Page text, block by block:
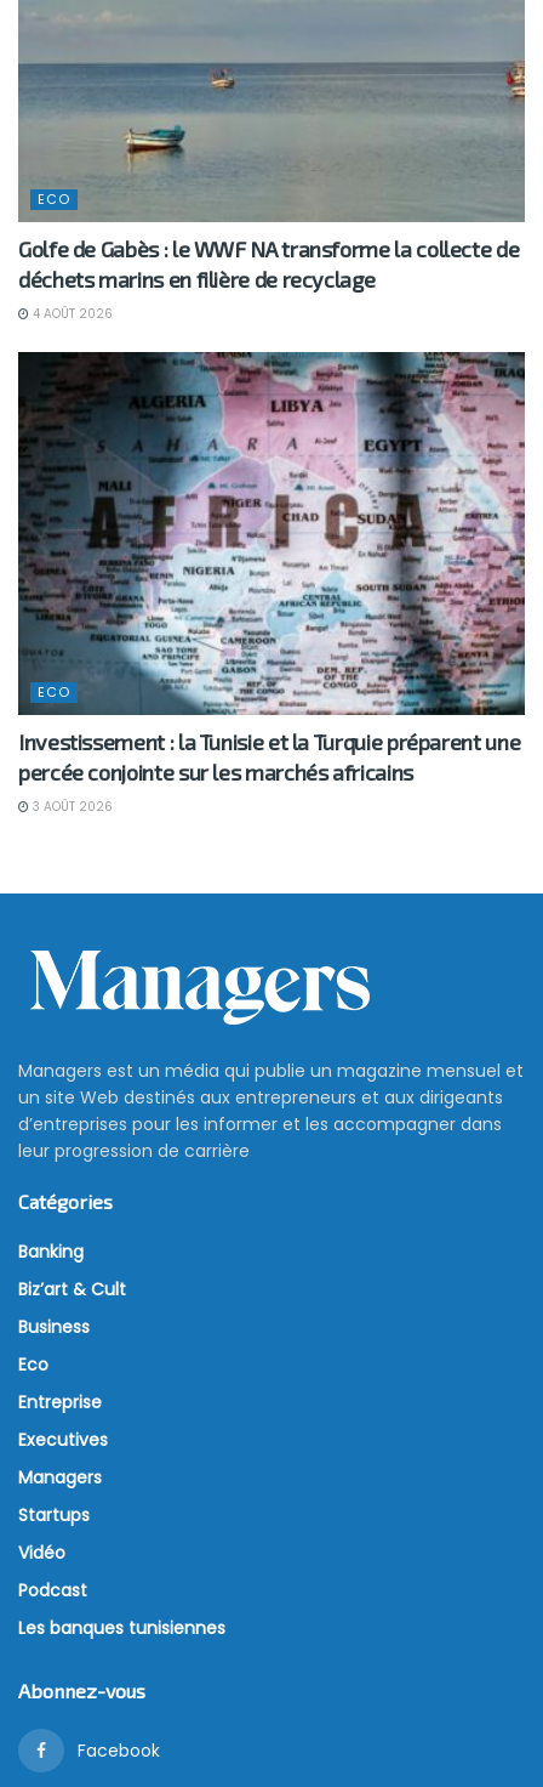
ECO
Golfe de Gabès : le WWF NA transforme la collecte de
déchets marins en filière de recyclage
4 AOÛT 2026
ECO
Investissement : la Tunisie et la Turquie préparent une
percée conjointe sur les marchés africains
3 AOÛT 2026
Managers est un média qui publie un magazine mensuel et
un site Web destinés aux entrepreneurs et aux dirigeants
d’entreprises pour les informer et les accompagner dans
leur progression de carrière
Catégories
Banking
Biz’art & Cult
Business
Eco
Entreprise
Executives
Managers
Startups
Vidéo
Podcast
Les banques tunisiennes
Abonnez-vous
Facebook